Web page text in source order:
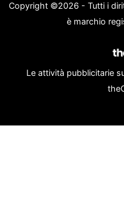
Copyright ©2026 - Tutti i
è marchio
Le attività pubblicitarie